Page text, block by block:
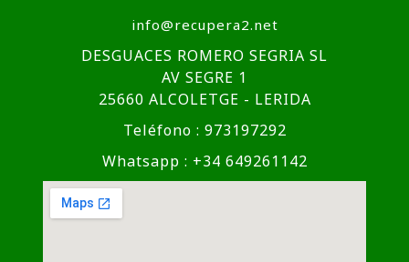
info@recupera2.net
DESGUACES ROMERO SEGRIA SL
AV SEGRE 1
25660 ALCOLETGE - LERIDA
Teléfono : 973197292
Whatsapp : +34 649261142